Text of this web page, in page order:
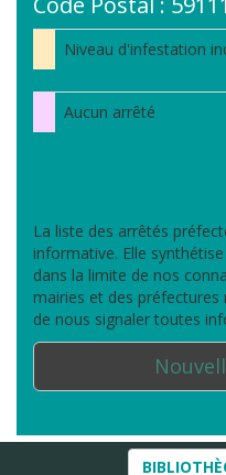
Niveau d'infestation
Aucun arrêté
La liste des arrêtés
informative. Elle
dans la limite de nos
mairies et des
de nous signaler toutes